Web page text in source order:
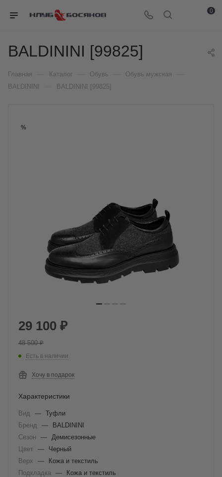
0
BALDININI [99825]
Главная Каталог Обувь Обувь мужская
BALDININI BALDININI [99825]
%
29 100 ₽
48 500₽
Есть в наличии
Хочу в подарок
Характеристики
Вид — Туфли
Бренд
—
BALDININI
Сезон
—
Демисезонные
Цвет —
Черный
Верх
—
Кожа и текстиль
Подкладка
—
Кожа и текстиль